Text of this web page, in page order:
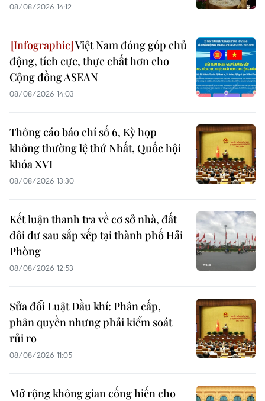
08/08/2026 14:12
Việt Nam đóng góp chủ
động, tích cực, thực chất hơn cho
Cộng đồng ASEAN
08/08/2026 14:03
Thông cáo báo chí số 6, Kỳ họp
không thường lệ thứ Nhất, Quốc hội
khóa XVI
08/08/2026 13:30
Kết luận thanh tra về cơ sở nhà, đất
dôi dư sau sắp xếp tại thành phố Hải
Phòng
08/08/2026 12:53
Sửa đổi Luật Dầu khí: Phân cấp,
phân quyền nhưng phải kiểm soát
rủi ro
08/08/2026 11:05
Mở rộng không gian cống hiến cho